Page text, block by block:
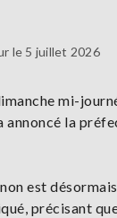
le 5 juillet 2026
mi-
la
est
précisant